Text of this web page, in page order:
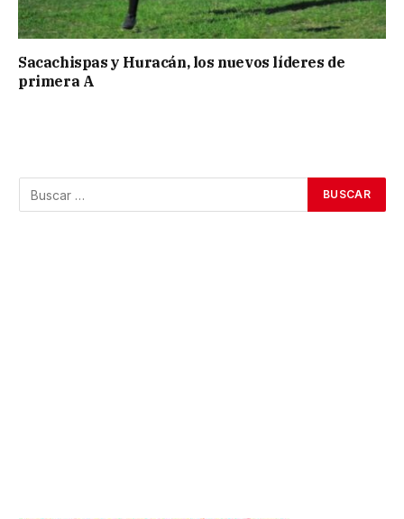
Sacachispas y Huracán, los nuevos líderes de
primera A